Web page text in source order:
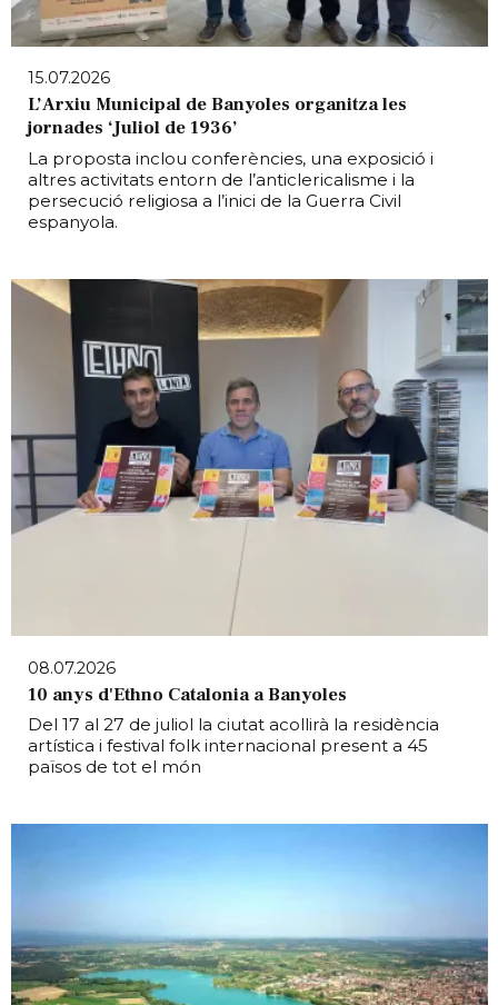
15.07.2026
L’Arxiu Municipal de Banyoles organitza les
jornades ‘Juliol de 1936’
La proposta inclou conferències, una exposició i
altres activitats entorn de l’anticlericalisme i la
persecució religiosa a l’inici de la Guerra Civil
espanyola.
08.07.2026
10 anys d'Ethno Catalonia a Banyoles
Del 17 al 27 de juliol la ciutat acollirà la residència
artística i festival folk internacional present a 45
països de tot el món